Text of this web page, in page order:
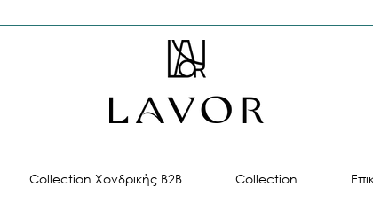
Collection Χονδρικής B2B Collection